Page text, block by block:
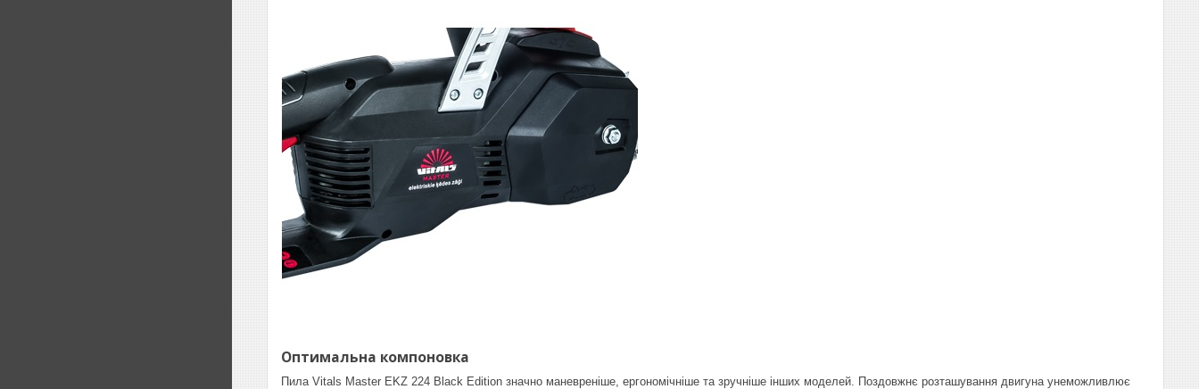
Оптимальна компоновка
Пила Vitals Master EKZ 224 Black Edition значно маневреніше, ергономічніше та зручніше інших моделей. Поздовжнє розташування двигуна унеможливлює